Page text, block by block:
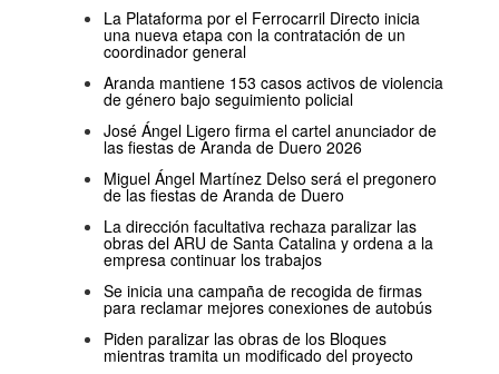
La Plataforma por el Ferrocarril Directo inicia
una nueva etapa con la contratación de un
coordinador general
Aranda mantiene 153 casos activos de violencia
de género bajo seguimiento policial
José Ángel Ligero firma el cartel anunciador de
las fiestas de Aranda de Duero 2026
Miguel Ángel Martínez Delso será el pregonero
de las fiestas de Aranda de Duero
La dirección facultativa rechaza paralizar las
obras del ARU de Santa Catalina y ordena a la
empresa continuar los trabajos
Se inicia una campaña de recogida de firmas
para reclamar mejores conexiones de autobús
Piden paralizar las obras de los Bloques
mientras tramita un modificado del proyecto